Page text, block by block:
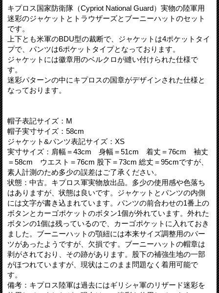
キプロス国家防衛隊（Cypriot National Guard）実物の陸軍用
迷彩のジャケットとトラウザーズとブーニーハットのセット
です。
上下とも米軍のBDU型の裁断で、ジャケットは4ポケットタイ
プで、パンツは6ポケットタイプとなっております。
ジャケットには徽章用のベルクロが縫い付けられた仕様で
す。
迷彩パターンの中にキプロスの国章がデザインされた仕様と
なっております。
帽子表記サイズ：M
帽子実寸サイズ：58cm
ジャケット&パンツ表記サイズ：XS
実寸サイズ：肩幅＝43cm 身幅＝51cm 着丈＝76cm 袖丈
＝58cm ウエスト＝76cm 股下＝73cm 総丈＝95cmですが、
素人計測のため多少の誤差はご了承ください。
状態：中古。キプロス軍実物放出品。多少の使用感や色落ち
はありますが、状態は良いです。ジャケットとパンツの内側
には文字が書き込まれています。パンツの前合わせの1番上の
ボタンとカーゴポケットのボタン1個が外れています。外れた
ボタンの1個は残っているので、カーゴポケットに入れておき
ました。ブーニーハットの顎紐には本来サイズ調整用のパー
ツがあったようですが、欠損です。ブーニーハットの帽章は
剥がされており、その跡があります。股下の補強生地の一部
がほつれていますが、現状はこのまま問題なく着用可能で
す。
備考：キプロス陸軍は過去にはギリシャ軍のリザード迷彩を